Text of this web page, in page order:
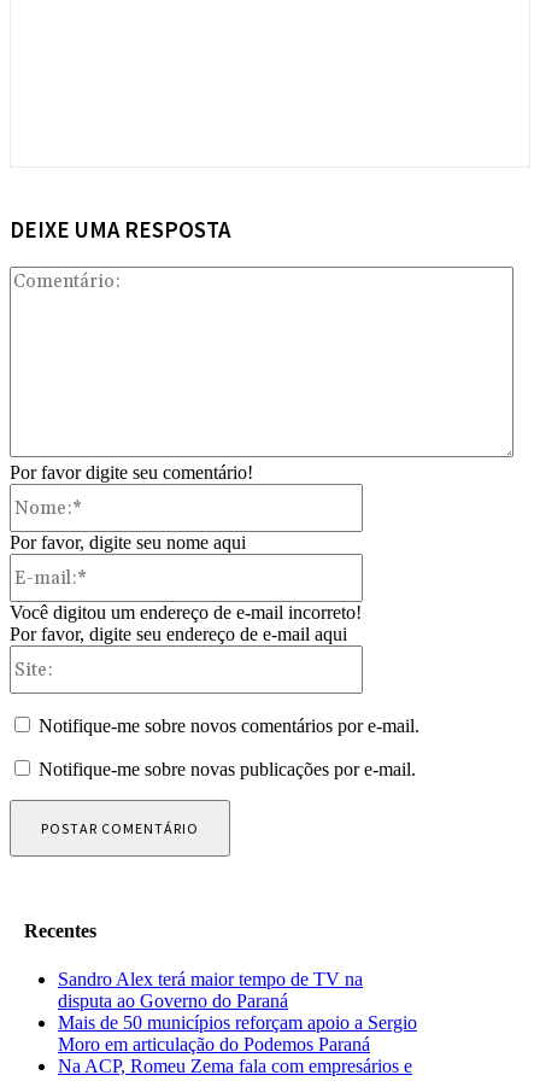
DEIXE UMA RESPOSTA
Por favor digite seu comentário!
Por favor, digite seu nome aqui
Você digitou um endereço de e-mail incorreto!
Por favor, digite seu endereço de e-mail aqui
Notifique-me sobre novos comentários por e-mail.
Notifique-me sobre novas publicações por e-mail.
Recentes
Sandro Alex terá maior tempo de TV na
disputa ao Governo do Paraná
Mais de 50 municípios reforçam apoio a Sergio
Moro em articulação do Podemos Paraná
Na ACP, Romeu Zema fala com empresários e